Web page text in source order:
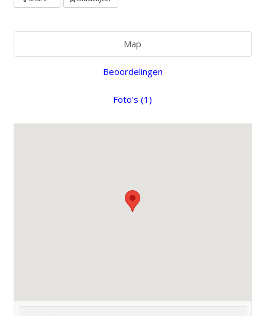
Map
Beoordelingen
Foto's (1)